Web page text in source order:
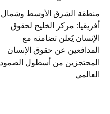
منطقة الشرق الأوسط وشمال
أفريقيا: مركز الخليج لحقوق
الإنسان يُعلن تضامنه مع
المدافعين عن حقوق الإنسان
المحتجزين من أسطول الصمود
العالمي